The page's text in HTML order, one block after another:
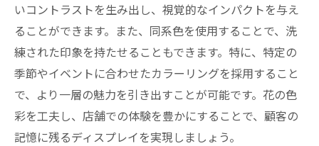
公共スペースでの花の活用法
地域コミュニティを活性化する花の力
花屋と行政の協力による街の美化活動
市民参加型の花ディスプレイイベント企画
西宮市の花屋が提案する空間ディスプレイの魅
力
いコントラストを生み出し、視覚的なインパクトを与え
ることができます。また、同系色を使用することで、洗
練された印象を持たせることもできます。特に、特定の
季節やイベントに合わせたカラーリングを採用すること
で、より一層の魅力を引き出すことが可能です。花の色
彩を工夫し、店舗での体験を豊かにすることで、顧客の
記憶に残るディスプレイを実現しましょう。